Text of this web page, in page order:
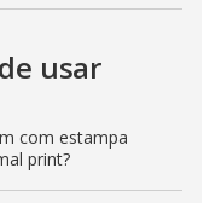
usar
com estampa
print?